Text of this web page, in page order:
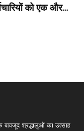
को एक और...
बावजूद श्रद्धालुओं का उत्साह